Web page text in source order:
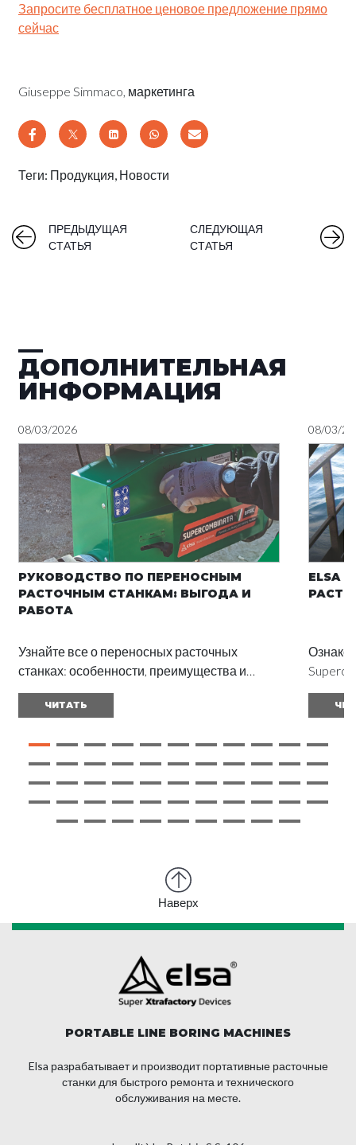
Запросите бесплатное ценовое предложение прямо
сейчас
Giuseppe Simmaco, маркетинга
Теги: Продукция, Новости
ПРЕДЫДУЩАЯ
СТАТЬЯ
СЛЕДУЮЩАЯ
СТАТЬЯ
ДОПОЛНИТЕЛЬНАЯ
ИНФОРМАЦИЯ
08/03/2026
РУКОВОДСТВО ПО ПЕРЕНОСНЫМ
РАСТОЧНЫМ СТАНКАМ: ВЫГОДА И
РАБОТА
Узнайте все о переносных расточных
станках: особенности, преимущества и
применение в разных отраслях. Прочтите
полное руководство и получите отличные
ЧИТАТЬ
08/03/
ELSA
их
Наверх
PORTABLE LINE BORING MACHINES
Elsa разрабатывает и производит портативные расточные
станки для быстрого ремонта и технического
обслуживания на месте.